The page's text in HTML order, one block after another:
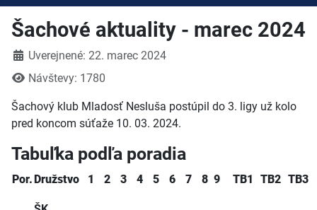
Šachové aktuality - marec 2024
DetailyUverejnené: 22. marec 2024
Návštevy: 1780
Šachový klub Mladosť Nesluša postúpil do 3. ligy už kolo
pred koncom súťaže 10. 03. 2024.
Tabuľka podľa poradia
Por. Družstvo 1 2 3 4 5 6 7 8 9 TB1 TB2 TB3